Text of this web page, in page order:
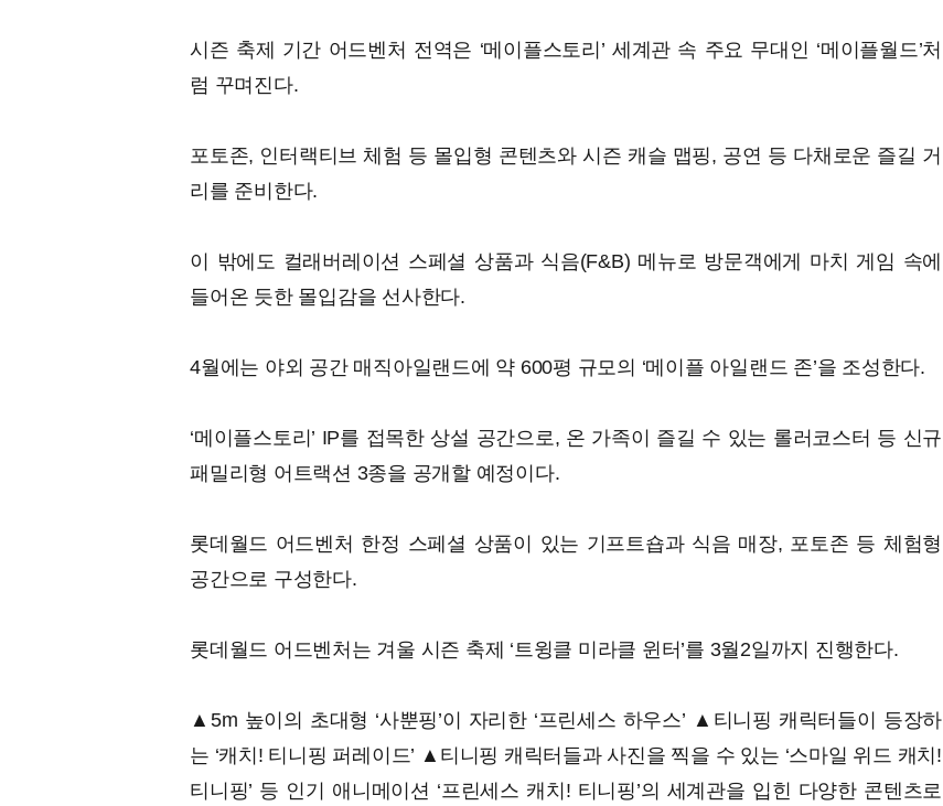
시즌 축제 기간 어드벤처 전역은 ‘메이플스토리’ 세계관 속 주요 무대인 ‘메이플월드’처
럼 꾸며진다.
포토존, 인터랙티브 체험 등 몰입형 콘텐츠와 시즌 캐슬 맵핑, 공연 등 다채로운 즐길 거
리를 준비한다.
이 밖에도 컬래버레이션 스페셜 상품과 식음(F&B) 메뉴로 방문객에게 마치 게임 속에
들어온 듯한 몰입감을 선사한다.
4월에는 야외 공간 매직아일랜드에 약 600평 규모의 ‘메이플 아일랜드 존’을 조성한다.
‘메이플스토리’ IP를 접목한 상설 공간으로, 온 가족이 즐길 수 있는 롤러코스터 등 신규
패밀리형 어트랙션 3종을 공개할 예정이다.
롯데월드 어드벤처 한정 스페셜 상품이 있는 기프트숍과 식음 매장, 포토존 등 체험형
공간으로 구성한다.
롯데월드 어드벤처는 겨울 시즌 축제 ‘트윙클 미라클 윈터’를 3월2일까지 진행한다.
▲5m 높이의 초대형 ‘사뿐핑’이 자리한 ‘프린세스 하우스’ ▲티니핑 캐릭터들이 등장하
는 ‘캐치! 티니핑 퍼레이드’ ▲티니핑 캐릭터들과 사진을 찍을 수 있는 ‘스마일 위드 캐치!
티니핑’ 등 인기 애니메이션 ‘프린세스 캐치! 티니핑’의 세계관을 입힌 다양한 콘텐츠로